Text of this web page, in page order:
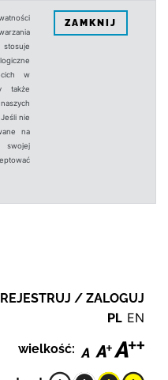
w
także
nie
na
ZAMKNIJ
/ ZALOGUJ
PL EN
wielkość: